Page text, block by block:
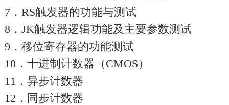
7．RS触发器的功能与测试
8．JK触发器逻辑功能及主要参数测试
9．移位寄存器的功能测试
10．十进制计数器（CMOS）
11．异步计数器
12．同步计数器